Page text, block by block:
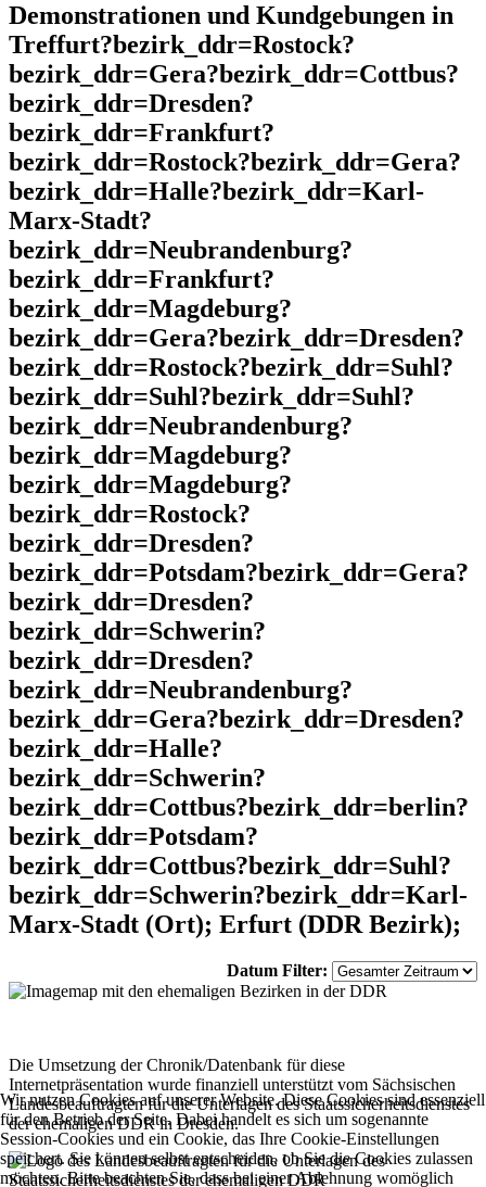
Demonstrationen und Kundgebungen in
Treffurt?bezirk_ddr=Rostock?
bezirk_ddr=Gera?bezirk_ddr=Cottbus?
bezirk_ddr=Dresden?
bezirk_ddr=Frankfurt?
bezirk_ddr=Rostock?bezirk_ddr=Gera?
bezirk_ddr=Halle?bezirk_ddr=Karl-
Marx-Stadt?
bezirk_ddr=Neubrandenburg?
bezirk_ddr=Frankfurt?
bezirk_ddr=Magdeburg?
bezirk_ddr=Gera?bezirk_ddr=Dresden?
bezirk_ddr=Rostock?bezirk_ddr=Suhl?
bezirk_ddr=Suhl?bezirk_ddr=Suhl?
bezirk_ddr=Neubrandenburg?
bezirk_ddr=Magdeburg?
bezirk_ddr=Magdeburg?
bezirk_ddr=Rostock?
bezirk_ddr=Dresden?
bezirk_ddr=Potsdam?bezirk_ddr=Gera?
bezirk_ddr=Dresden?
bezirk_ddr=Schwerin?
bezirk_ddr=Dresden?
bezirk_ddr=Neubrandenburg?
bezirk_ddr=Gera?bezirk_ddr=Dresden?
bezirk_ddr=Halle?
bezirk_ddr=Schwerin?
bezirk_ddr=Cottbus?bezirk_ddr=berlin?
bezirk_ddr=Potsdam?
bezirk_ddr=Cottbus?bezirk_ddr=Suhl?
bezirk_ddr=Schwerin?bezirk_ddr=Karl-
Marx-Stadt (Ort); Erfurt (DDR Bezirk);
Datum Filter:
Die Umsetzung der Chronik/Datenbank für diese
Internetpräsentation wurde finanziell unterstützt vom Sächsischen
Landesbeauftragten für die Unterlagen des Staatssicherheitsdienstes
der ehemaligen DDR in Dresden.
Wir nutzen Cookies auf unserer Website. Diese Cookies sind essenziell
für den Betrieb der Seite. Dabei handelt es sich um sogenannte
Session-Cookies und ein Cookie, das Ihre Cookie-Einstellungen
speichert. Sie können selbst entscheiden, ob Sie die Cookies zulassen
möchten. Bitte beachten Sie, dass bei einer Ablehnung womöglich